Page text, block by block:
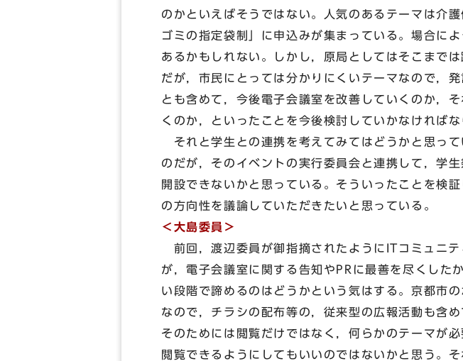
のかといえばそうではない。人気のあるテーマは介
ゴミの指定袋制」に申込みが集まっている。場合に
あるかもしれない。しかし，原局としてはそこまで
だが，市民にとっては分かりにくいテーマなので，
とも含めて，今後電子会議室を改善していくのか，
くのか，といったことを今後検討していかなければな
それと学生との連携を考えてみてはどうかと思っ
のだが，そのイベントの実行委員会と連携して，学
開設できないかと思っている。そういったことを検
の方向性を議論していただきたいと思っている。
＜大島委員＞
前回，渡辺委員が御指摘されたようにITコミュニ
が，電子会議室に関する告知やPRに最善を尽くした
い段階で諦めるのはどうかという気はする。京都市
なので，チラシの配布等の，従来型の広報活動も含
そのためには閲覧だけではなく，何らかのテーマが
閲覧できるようにしてもいいのではないかと思う。